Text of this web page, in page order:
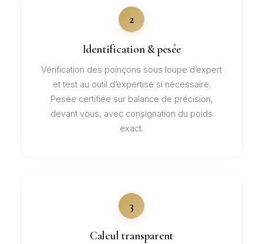
2
Identification & pesée
Vérification des poinçons sous loupe d’expert
et test au outil d’expertise si nécessaire.
Pesée certifiée sur balance de précision,
devant vous, avec consignation du poids
exact.
3
Calcul transparent